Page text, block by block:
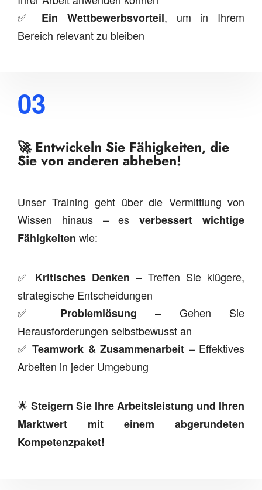
✅ Ein Wettbewerbsvorteil, um in Ihrem
Bereich relevant zu bleiben
03
🚀 Entwickeln Sie Fähigkeiten, die
Sie von anderen abheben!
Unser Training geht über die Vermittlung von
Wissen hinaus – esverbessert wichtige
Fähigkeiten wie:
✅ Kritisches Denken – Treffen Sie klügere,
strategische Entscheidungen
✅ Problemlösung – Gehen Sie
Herausforderungen selbstbewusst an
✅ Teamwork & Zusammenarbeit – Effektives
Arbeiten in jeder Umgebung
🌟 Steigern Sie Ihre Arbeitsleistung und Ihren
Marktwert mit einem abgerundeten
Kompetenzpaket!